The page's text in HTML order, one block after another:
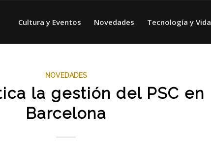
Cultura y Eventos Novedades Tecnología y Vida
NOVEDADES
la gestión del PSC en
Barcelona